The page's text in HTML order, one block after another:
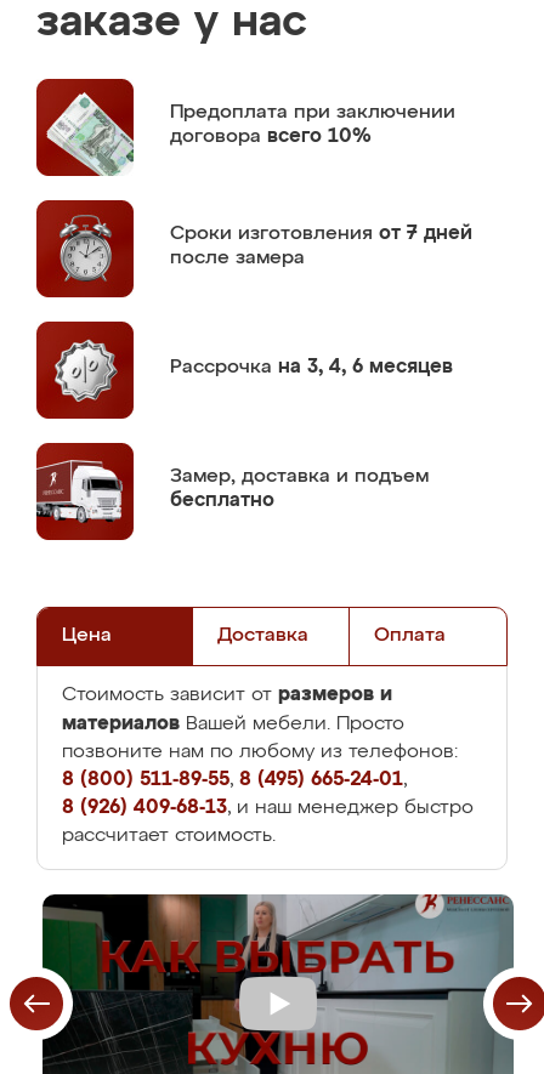
заказе у нас
Предоплата при заключении
договора всего 10%
Сроки изготовления от 7 дней
после замера
Рассрочка на 3, 4, 6 месяцев
Замер, доставка и подъем
бесплатно
Цена Доставка Оплата
Стоимость зависит от размеров и
материалов Вашей мебели. Просто
позвоните нам по любому из телефонов:
8 (800) 511-89-55, 8 (495) 665-24-01,
8 (926) 409-68-13, и наш менеджер быстро
рассчитает стоимость.